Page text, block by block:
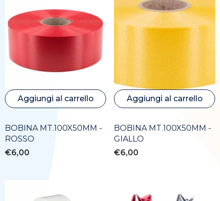
Aggiungi al carrello
BOBINA MT.100X50MM -
ROSSO
€6,00
Aggiungi al carrello
BOBINA MT.100X50MM -
GIALLO
€6,00